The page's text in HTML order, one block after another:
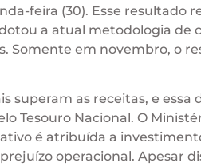
feira (30). Esse resultado
a atual metodologia de
Somente em novembro, o
superam as receitas, e essa
Tesouro Nacional. O
é atribuída a
operacional. Apesar